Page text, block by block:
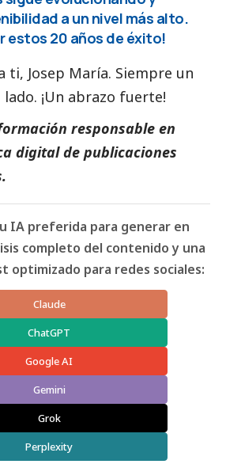
a un nivel más alto.
estos 20 años de éxito!
ti, Josep María. Siempre un
¡Un abrazo fuerte!
responsable en
digital de publicaciones
.
IA preferida para generar en
completo del contenido y una
optimizado para redes sociales:
Claude
ChatGPT
Google AI
Gemini
Grok
Perplexity